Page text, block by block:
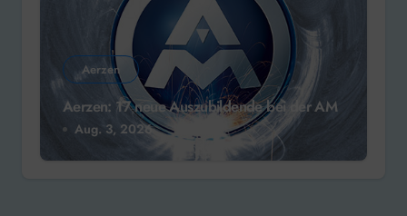
Aerzen
Aerzen: 17 neue Auszubildende bei der AM
Aug. 3, 2026